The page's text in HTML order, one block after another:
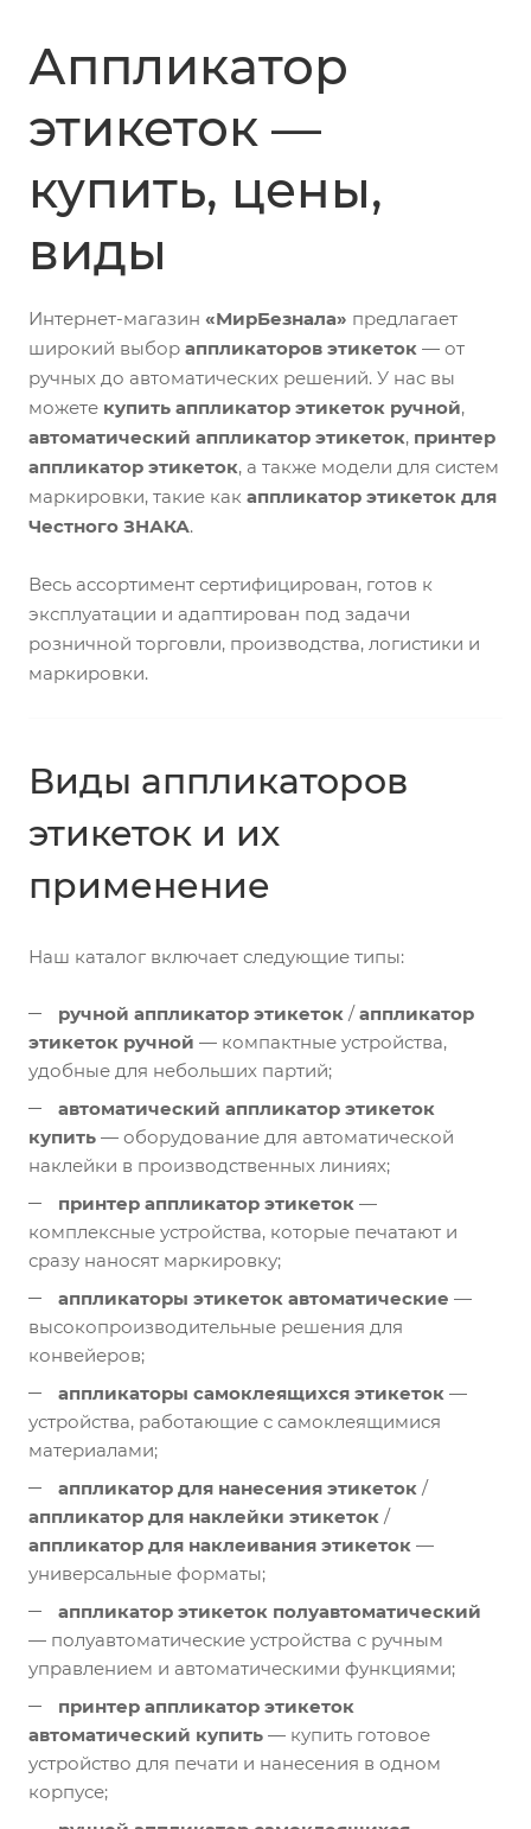
Аппликатор
этикеток —
купить, цены,
виды
Интернет-магазин «МирБезнала» предлагает
широкий выбор аппликаторов этикеток — от
ручных до автоматических решений. У нас вы
можете купить аппликатор этикеток ручной,
автоматический аппликатор этикеток, принтер
аппликатор этикеток, а также модели для систем
маркировки, такие как аппликатор этикеток для
Честного ЗНАКА.
Весь ассортимент сертифицирован, готов к
эксплуатации и адаптирован под задачи
розничной торговли, производства, логистики и
маркировки.
Виды аппликаторов
этикеток и их
применение
Наш каталог включает следующие типы:
ручной аппликатор этикеток /аппликатор
этикеток ручной — компактные устройства,
удобные для небольших партий;
автоматический аппликатор этикеток
купить — оборудование для автоматической
наклейки в производственных линиях;
принтер аппликатор этикеток —
комплексные устройства, которые печатают и
сразу наносят маркировку;
аппликаторы этикеток автоматические —
высокопроизводительные решения для
конвейеров;
аппликаторы самоклеящихся этикеток —
устройства, работающие с самоклеящимися
материалами;
аппликатор для нанесения этикеток /
аппликатор для наклейки этикеток /
аппликатор для наклеивания этикеток —
универсальные форматы;
аппликатор этикеток полуавтоматический
— полуавтоматические устройства с ручным
управлением и автоматическими функциями;
принтер аппликатор этикеток
автоматический купить — купить готовое
устройство для печати и нанесения в одном
корпусе;